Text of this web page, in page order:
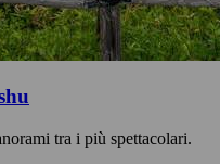
tra i più spettacolari.